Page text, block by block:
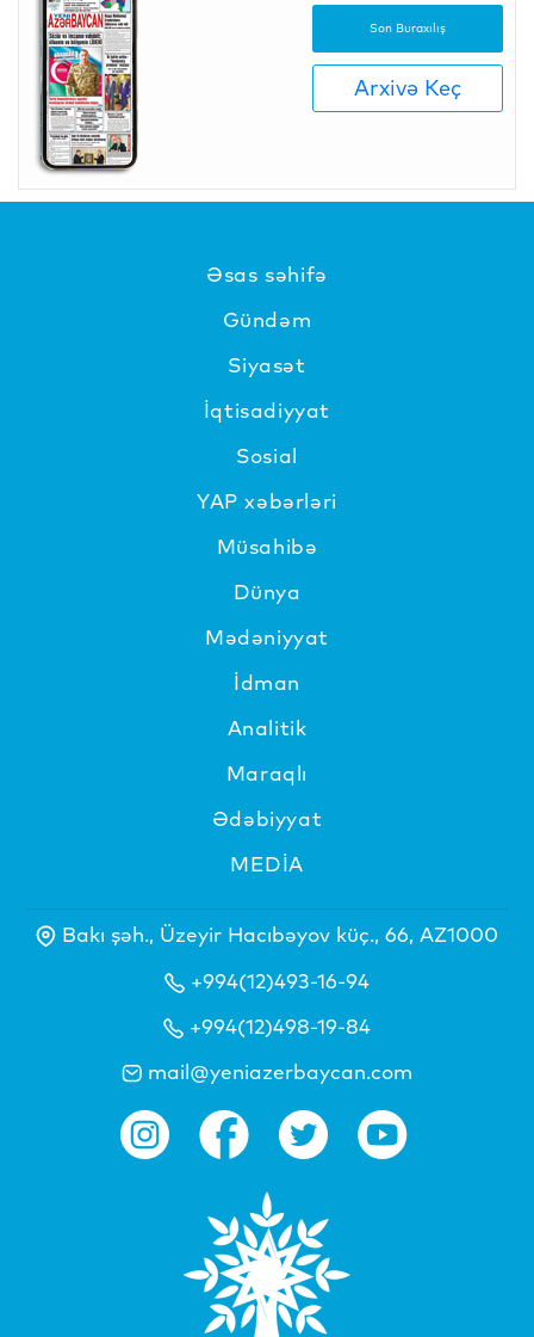
Son Buraxılış
Arxivə Keç
Əsas səhifə
Gündəm
Siyasət
İqtisadiyyat
Sosial
YAP xəbərləri
Müsahibə
Dünya
Mədəniyyat
İdman
Analitik
Maraqlı
Ədəbiyyat
MEDİA
Bakı şəh., Üzeyir Hacıbəyov küç., 66, AZ1000
+994(12)493-16-94
+994(12)498-19-84
mail@yeniazerbaycan.com